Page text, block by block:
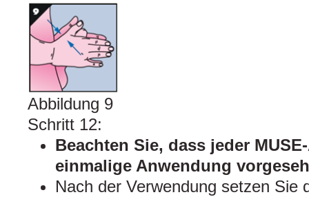
Abbildung 9
Schritt 12:
Beachten Sie, dass jeder
einmalige Anwendung
Nach der Verwendung setzen Sie